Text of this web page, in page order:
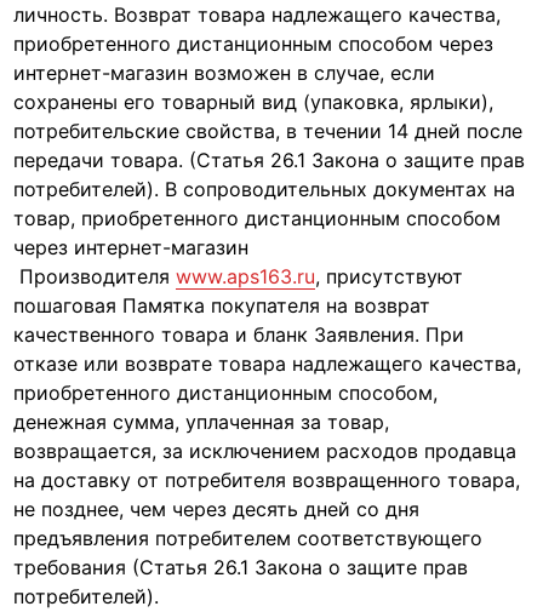
личность. Возврат товара надлежащего качества,
приобретенного дистанционным способом через
интернет-магазин возможен в случае, если
сохранены его товарный вид (упаковка, ярлыки),
потребительские свойства, в течении 14 дней после
передачи товара. (Статья 26.1 Закона о защите прав
потребителей). В сопроводительных документах на
товар, приобретенного дистанционным способом
через интернет-магазин
Производителяwww.aps163.ru, присутствуют
пошаговая Памятка покупателя на возврат
качественного товара и бланк Заявления. При
отказе или возврате товара надлежащего качества,
приобретенного дистанционным способом,
денежная сумма, уплаченная за товар,
возвращается, за исключением расходов продавца
на доставку от потребителя возвращенного товара,
не позднее, чем через десять дней со дня
предъявления потребителем соответствующего
требования (Статья 26.1 Закона о защите прав
потребителей).